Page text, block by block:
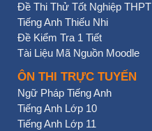
Đề Thi Thử Tốt Nghiệp THPT
Tiếng Anh Thiếu Nhi
Đề Kiểm Tra 1 Tiết
Tài Liệu Mã Nguồn Moodle
ÔN THI TRỰC TUYẾN
Ngữ Pháp Tiếng Anh
Tiếng Anh Lớp 10
Tiếng Anh Lớp 11